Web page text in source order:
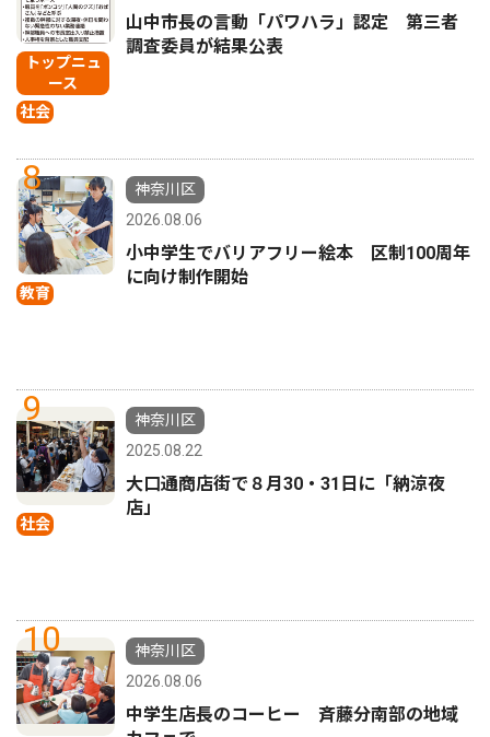
トップニュ
ース
社会
山中市長の言動「パワハラ」認定 第三者
調査委員が結果公表
8
教育
神奈川区
2026.08.06
小中学生でバリアフリー絵本 区制100周年
に向け制作開始
9
社会
神奈川区
2025.08.22
大口通商店街で８月30・31日に「納涼夜
店」
10
神奈川区
2026.08.06
中学生店長のコーヒー 斉藤分南部の地域